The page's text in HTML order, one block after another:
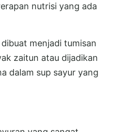
nutrisi yang ada
menjadi tumisan
zaitun atau dijadikan
dalam sup sayur yang